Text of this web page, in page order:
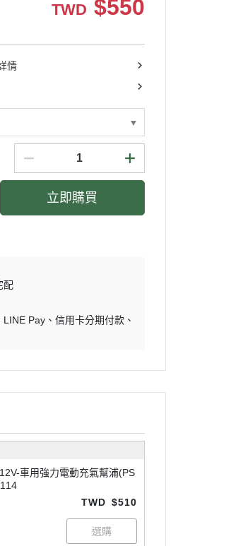
TWD $550
情
立即購買
配
LINE Pay
信用卡分期付款
車用強力電動充氣幫浦(PS
TWD $510